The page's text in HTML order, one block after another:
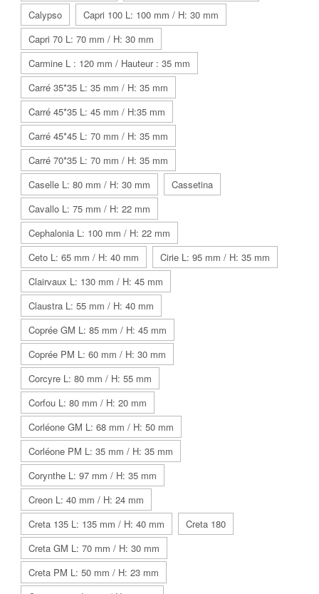
Calypso
Capri 100 L: 100 mm / H: 30 mm
Capri 70 L: 70 mm / H: 30 mm
Carmine L : 120 mm / Hauteur : 35 mm
Carré 35*35 L: 35 mm / H: 35 mm
Carré 45*35 L: 45 mm / H:35 mm
Carré 45*45 L: 70 mm / H: 35 mm
Carré 70*35 L: 70 mm / H: 35 mm
Caselle L: 80 mm / H: 30 mm
Cassetina
Cavallo L: 75 mm / H: 22 mm
Cephalonia L: 100 mm / H: 22 mm
Ceto L: 65 mm / H: 40 mm
Cirie L: 95 mm / H: 35 mm
Clairvaux L: 130 mm / H: 45 mm
Claustra L: 55 mm / H: 40 mm
Coprée GM L: 85 mm / H: 45 mm
Coprée PM L: 60 mm / H: 30 mm
Corcyre L: 80 mm / H: 55 mm
Corfou L: 80 mm / H: 20 mm
Corléone GM L: 68 mm / H: 50 mm
Corléone PM L: 35 mm / H: 35 mm
Corynthe L: 97 mm / H: 35 mm
Creon L: 40 mm / H: 24 mm
Creta 135 L: 135 mm / H: 40 mm
Creta 180
Creta GM L: 70 mm / H: 30 mm
Creta PM L: 50 mm / H: 23 mm